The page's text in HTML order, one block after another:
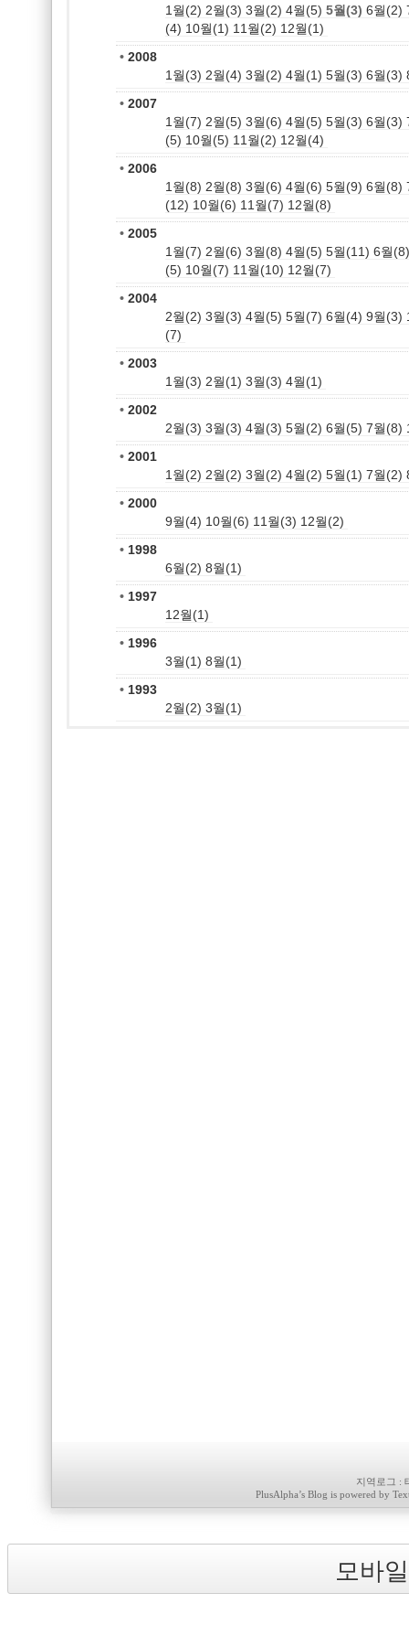
1월(2) 2월(3) 3월(2) 4월(5) 5월(3) 6월(2)
(4) 10월(1) 11월(2) 12월(1)
• 2008
1월(3) 2월(4) 3월(2) 4월(1) 5월(3) 6월(3)
• 2007
1월(7) 2월(5) 3월(6) 4월(5) 5월(3) 6월(3)
(5) 10월(5) 11월(2) 12월(4)
• 2006
1월(8) 2월(8) 3월(6) 4월(6) 5월(9) 6월(8)
(12) 10월(6) 11월(7) 12월(8)
• 2005
1월(7) 2월(6) 3월(8) 4월(5) 5월(11) 6월(8)
(5) 10월(7) 11월(10) 12월(7)
• 2004
2월(2) 3월(3) 4월(5) 5월(7) 6월(4) 9월(3)
(7)
• 2003
1월(3) 2월(1) 3월(3) 4월(1)
• 2002
2월(3) 3월(3) 4월(3) 5월(2) 6월(5) 7월(8)
• 2001
1월(2) 2월(2) 3월(2) 4월(2) 5월(1) 7월(2)
• 2000
9월(4) 10월(6) 11월(3) 12월(2)
• 1998
6월(2) 8월(1)
• 1997
12월(1)
• 1996
3월(1) 8월(1)
• 1993
2월(2) 3월(1)
지역로그 :
PlusAlpha’s Blog is powered by
모바